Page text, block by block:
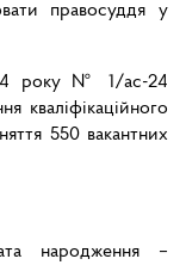
правосуддя у
року № 1/ас-24
550 вакантних
народження –